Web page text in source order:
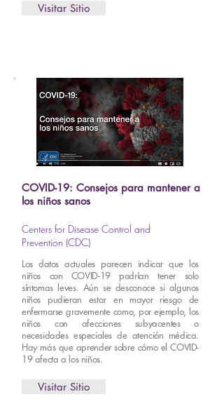
Visitar Sitio
COVID-19: Consejos para mantener a
los niños sanos
Centers for Disease Control and
Prevention (CDC)
Los datos actuales parecen indicar que los
niños con COVID-19 podrían tener solo
síntomas leves. Aún se desconoce si algunos
niños pudieran estar en mayor riesgo de
enfermarse gravemente como, por ejemplo, los
niños con afecciones subyacentes o
necesidades especiales de atención médica.
Hay más que aprender sobre cómo el COVID-
19 afecta a los niños.
Visitar Sitio